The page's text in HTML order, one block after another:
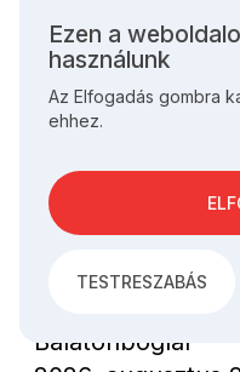
Lakodalomépítő
2026. augusztus
28. péntek
Balatonboglár
Személyes
adatok
és
cookie-
használata
Ezen a
használunk
Az Elfogadás gombra
ehhez.
TESTRESZABÁS